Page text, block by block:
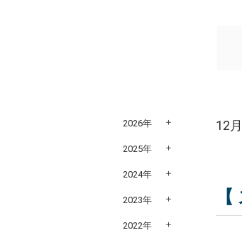
12
2026年
2025年
2024年
2023年
2022年